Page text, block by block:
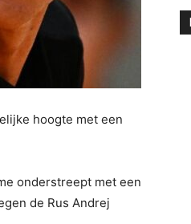
hoogte met een
onderstreept met een
de Rus Andrej